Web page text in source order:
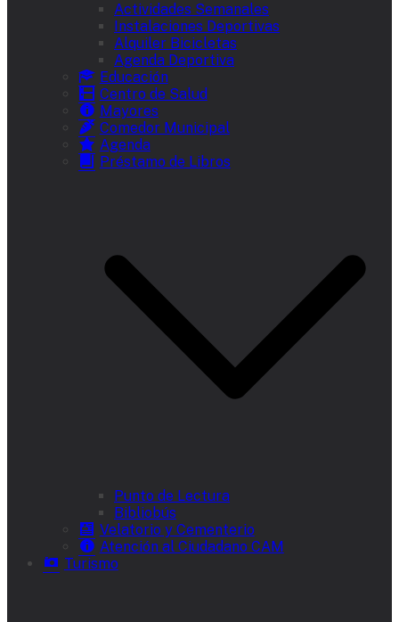
Actividades Semanales
Instalaciones Deportivas
Alquiler Bicicletas
Agenda Deportiva
Educación
Centro de Salud
Mayores
Comedor Municipal
Agenda
Préstamo de Libros
Punto de Lectura
Bibliobús
Velatorio y Cementerio
Atención al Ciudadano CAM
Turismo